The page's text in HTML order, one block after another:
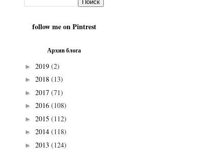
follow me on Pintrest
Архив блога
► 2019 (2)
► 2018 (13)
► 2017 (71)
► 2016 (108)
► 2015 (112)
► 2014 (118)
► 2013 (124)